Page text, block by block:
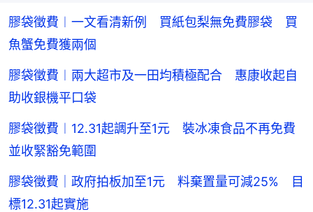
膠袋徵費︱一文看清新例 買紙包梨無免費膠袋 買
魚蟹免費獲兩個
膠袋徵費︱兩大超市及一田均積極配合 惠康收起自
助收銀機平口袋
膠袋徵費︱12.31起調升至1元 裝冰凍食品不再免費
並收緊豁免範圍
膠袋徵費｜政府拍板加至1元 料棄置量可減25% 目
標12.31起實施